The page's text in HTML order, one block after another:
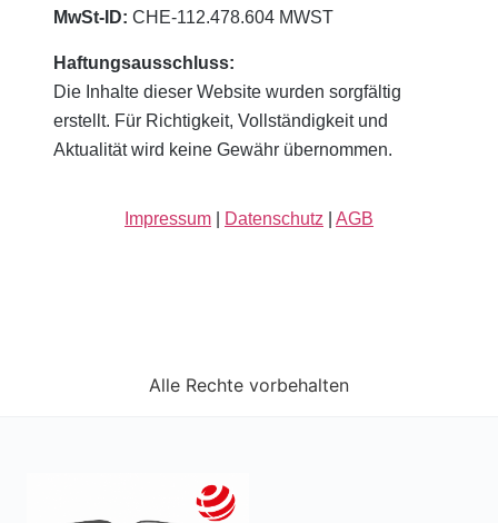
MwSt-ID: CHE-112.478.604 MWST
Haftungsausschluss:
Die Inhalte dieser Website wurden sorgfältig
erstellt. Für Richtigkeit, Vollständigkeit und
Aktualität wird keine Gewähr übernommen.
Impressum Datenschutz AGB
Alle Rechte vorbehalten